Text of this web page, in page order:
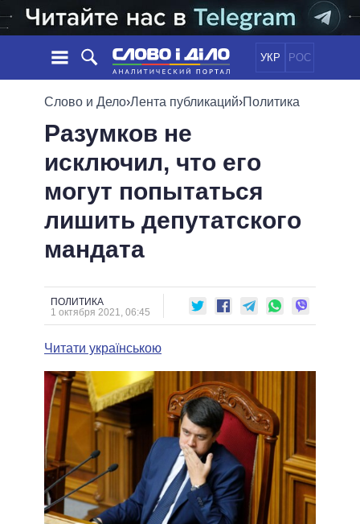
УКР РОС
НОВОСТИ
ЛЕНТА
СОБЫТИЯ
СТАТЬИ
МНЕНИЯ
ОБЗОРЫ
ДАЙДЖЕСТЫ
ЭКОНОМИКА
ОБЩЕСТВО
ОБЕЩАНИЯ
ПОЛИТИКИ
ВСЕ ПОЛИТИКИ
ПРЕЗИДЕНТ И ОФИС
ВЕРХОВНАЯ РАДА
ГЛАВЫ ОБЛАДМИНИСТРАЦИЙ
МЭРЫ
ВСЕ ПЕРСОНЫ
СРАВНЕНИЕ ПОЛИТИКОВ
Слово и Дело›Лента публикаций›Политика
Разумков не
исключил, что его
могут попытаться
лишить депутатского
мандата
ПОЛИТИКА
1 октября 2021, 06:45
Читати українською